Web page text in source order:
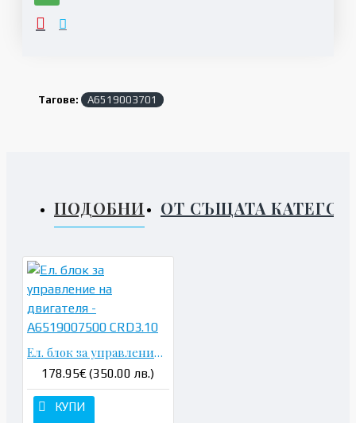
Тагове: A6519003701
ПОДОБНИ ОТ СЪЩАТА
Ел. блок за управление на двигателя - A6519007500 CRD3.10
178.95€ (350.00 лв.)
КУПИ